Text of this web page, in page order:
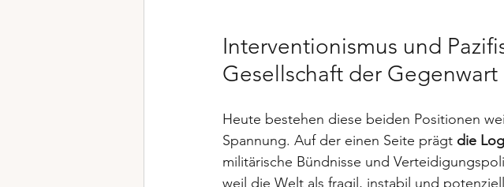
Interventionismus und
Gesellschaft der Gegenwart
Heute bestehen diese beiden Positionen
Spannung. Auf der einen Seite prägt die
militärische Bündnisse und
weil die Welt als fragil, instabil und